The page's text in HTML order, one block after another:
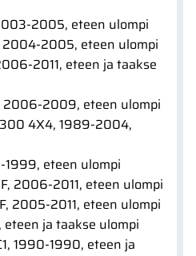
2005, eteen ulompi
2004-2005, eteen ulompi
2011, eteen ja taakse
2006-2009, eteen ulompi
4X4, 1989-2004,
1999, eteen ulompi
2006-2011, eteen ulompi
2005-2011, eteen ulompi
ja taakse ulompi
1990-1990, eteen ja